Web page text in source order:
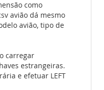
como
avião dá mesmo
avião, tipo de
carregar
estrangeiras.
e efetuar LEFT